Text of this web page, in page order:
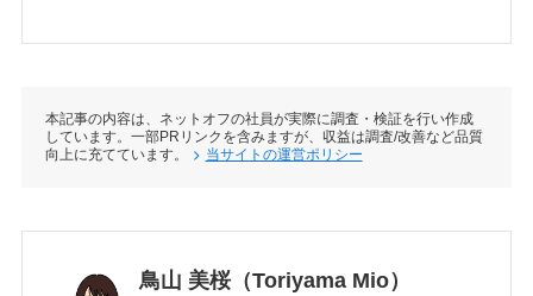
本記事の内容は、ネットオフの社員が実際に調査・検証を行い作成
しています。一部PRリンクを含みますが、収益は調査/改善など品質
向上に充てています。
当サイトの運営ポリシー
鳥山 美桜（Toriyama Mio）